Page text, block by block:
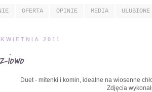
OFERTA OPINIE MEDIA ULUBIONE
2011
Duet - mitenki i komin, idealne na wiosenne
Zdjęcia